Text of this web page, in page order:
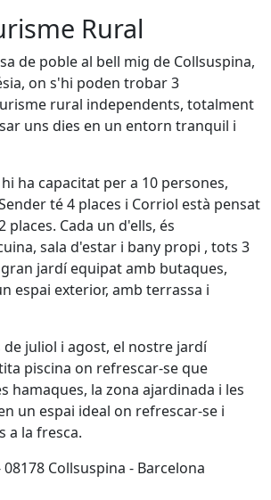
Rural
de poble al bell mig de Collsuspina,
on s'hi poden trobar 3
rural independents, totalment
uns dies en un entorn tranquil i
ha capacitat per a 10 persones,
té 4 places i Corriol està pensat
places. Cada un d'ells, és
sala d'estar i bany propi , tots 3
jardí equipat amb butaques,
espai exterior, amb terrassa i
juliol i agost, el nostre jardí
piscina on refrescar-se que
hamaques, la zona ajardinada i les
un espai ideal on refrescar-se i
a la fresca.
Collsuspina - Barcelona